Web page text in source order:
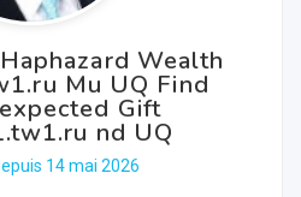
Wealth
Mu UQ Find
Gift
nd UQ
14 mai 2026